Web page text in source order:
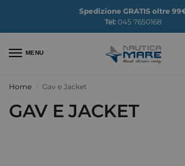
Spedizione GRATIS oltre
Tel: 045 7650168
MENU
Home Gav e Jacket
GAV E JACKET